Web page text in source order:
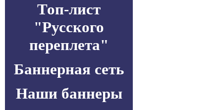
Топ-лист
"Русского
переплета"
Баннерная сеть
Наши баннеры